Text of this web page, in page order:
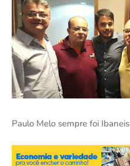
Paulo Melo sempre foi Ibaneis